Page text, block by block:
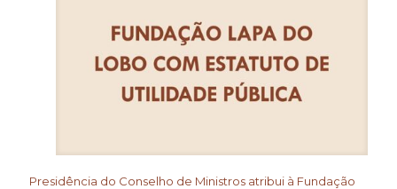
Presidência do Conselho de Ministros atribui à Fundação